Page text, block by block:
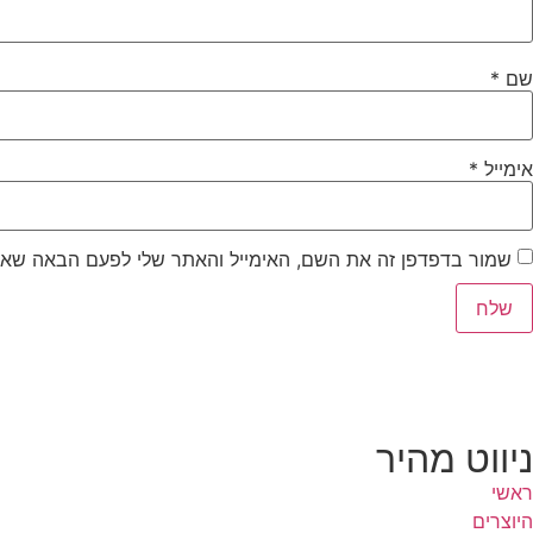
שם *
אימייל *
שמור בדפדפן זה את השם, האימייל והאתר שלי לפעם הבאה
ניווט מהיר
ראשי
היוצרים